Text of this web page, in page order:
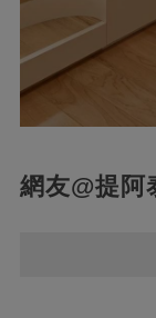
網友@提阿